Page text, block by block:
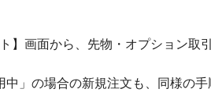
】画面から、先物・オプション取
」の場合の新規注文も、同様の手